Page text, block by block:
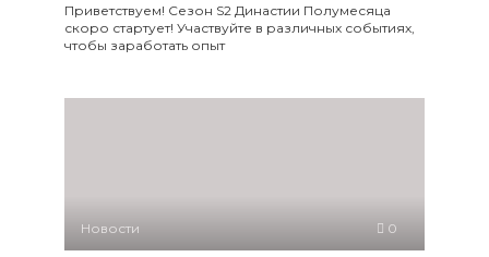
Приветствуем! Сезон S2 Династии Полумесяца
скоро стартует! Участвуйте в различных событиях,
чтобы заработать опыт
Новости 0